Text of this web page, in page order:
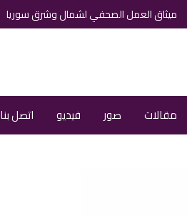
ميثاق العمل الصحفي لشمال وشرق سوريا
مقالات صور فيديو اتصل بنا